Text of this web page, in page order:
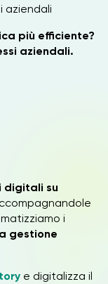
aziendali
più efficiente?
aziendali.
digitali su
i
gestione
e digitalizza il